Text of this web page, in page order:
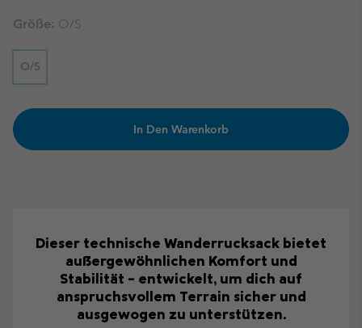
Größe: O/S
O/S
In Den Warenkorb
Dieser technische Wanderrucksack bietet
außergewöhnlichen Komfort und
Stabilität – entwickelt, um dich auf
anspruchsvollem Terrain sicher und
ausgewogen zu unterstützen.